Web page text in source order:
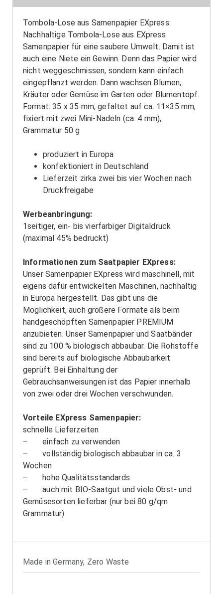
Tombola-Lose aus Samenpapier EXpress:
Nachhaltige Tombola-Lose aus EXpress
Samenpapier für eine saubere Umwelt. Damit ist
auch eine Niete ein Gewinn. Denn das Papier wird
nicht weggeschmissen, sondern kann einfach
eingepflanzt werden. Dann wachsen Blumen,
Kräuter oder Gemüse im Garten oder Blumentopf.
Format: 35 x 35 mm, gefaltet auf ca. 11×35 mm,
fixiert mit zwei Mini-Nadeln (ca. 4 mm),
Grammatur 50 g
produziert in Europa
konfektioniert in Deutschland
Lieferzeit zirka zwei bis vier Wochen nach
Druckfreigabe
Werbeanbringung:
1seitiger, ein- bis vierfarbiger Digitaldruck
(maximal 45% bedruckt)
Informationen zum Saatpapier EXpress:
Unser Samenpapier EXpress wird maschinell, mit
eigens dafür entwickelten Maschinen, nachhaltig
in Europa hergestellt. Das gibt uns die
Möglichkeit, auch größere Formate als beim
handgeschöpften Samenpapier PREMIUM
anzubieten. Unser Samenpapier und Saatbänder
sind zu 100 % biologisch abbaubar. Die Rohstoffe
sind bereits auf biologische Abbaubarkeit
geprüft. Bei Einhaltung der
Gebrauchsanweisungen ist das Papier innerhalb
von zwei oder drei Wochen verschwunden.
Vorteile EXpress Samenpapier:
schnelle Lieferzeiten
– einfach zu verwenden
– vollständig biologisch abbaubar in ca. 3
Wochen
– hohe Qualitätsstandards
– auch mit BIO-Saatgut und viele Obst- und
Gemüsesorten lieferbar (nur bei 80 g/qm
Grammatur)
Made in Germany, Zero Waste